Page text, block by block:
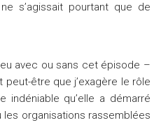
s’agissait pourtant que de
avec ou sans cet épisode –
être que j’exagère le rôle
indéniable qu’elle a démarré
les organisations rassemblées